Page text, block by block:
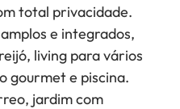
total privacidade.
e integrados,
living para vários
gourmet e piscina.
jardim com